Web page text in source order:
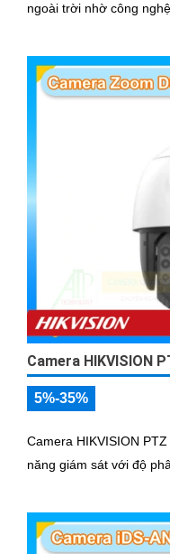
ngoài trời nhờ công
Camera HIKVISION
5%-35%
Camera HIKVISION
năng giám sát với độ